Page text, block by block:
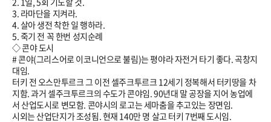
3. 라마단을 지켜라.
4. 살아 생전 착한 일 행하라.
5. 죽기 전 꼭 한번 성지순례
◇ 콘야 도시
# 콘야(그리스어로 이코니언으로 불림)는 평야라 자전거 타기 좋다. 곡창지
대임.
터키 전 오스만투르크 그 이전 셀주크투르크 12세기 정복해서 터키땅을 차
지함. 과거 셀주크투르크의 수도가 콘야임. 90년대 말 공장을 지어 농업에
서 산업도시로 변모함. 콘야시의 로고는 세마춤을 추고있는 장면임.
시외는 산업단지가 조성됨. 현재 140만 명 살고 터키 7번째 도시임.